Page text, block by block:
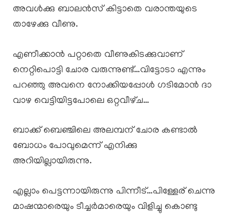
അവൾക്കു ബാലൻസ് കിട്ടാതെ വരാന്തയുടെ
താഴേക്കു വീണു.
എണീക്കാൻ പറ്റാതെ വീണുകിടക്കുവാണ്
നെറ്റിപൊട്ടി ചോര വരുന്നുണ്ട്…വിട്ടോടാ എന്നും
പറഞ്ഞു അവനെ നോക്കിയപ്പോൾ ഗടിമോൻ ദാ
വാഴ വെട്ടിയിട്ടപോലെ ഒറ്റവീഴ്‌ച…
ബാക്ക് ബെഞ്ചിലെ അലമ്പന് ചോര കണ്ടാൽ
ബോധം പോവുമെന്ന് എനിക്കു
അറിയില്ലായിരുന്നു.
എല്ലാം പെട്ടന്നായിരുന്നു പിന്നീട്…പിള്ളേര് ചെന്നു
മാഷന്മാരെയും ടീച്ചർമാരെയും വിളിച്ചു കൊണ്ടു